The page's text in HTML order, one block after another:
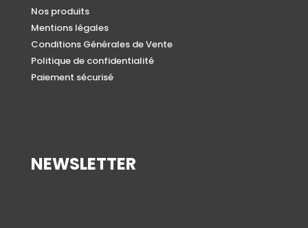
Nos produits
Mentions légales
Conditions Générales de Vente
Politique de confidentialité
Paiement sécurisé
NEWSLETTER